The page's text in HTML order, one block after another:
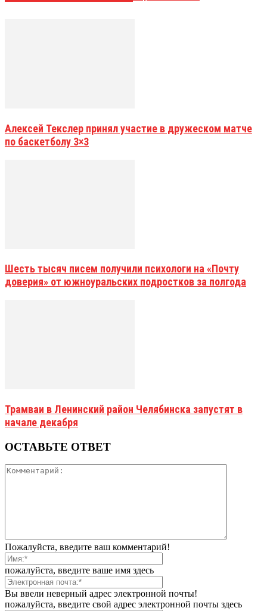
Алексей Текслер принял участие в дружеском матче
по баскетболу 3×3
Шесть тысяч писем получили психологи на «Почту
доверия» от южноуральских подростков за полгода
Трамваи в Ленинский район Челябинска запустят в
начале декабря
ОСТАВЬТЕ ОТВЕТ
Пожалуйста, введите ваш комментарий!
пожалуйста, введите ваше имя здесь
Вы ввели неверный адрес электронной почты!
пожалуйста, введите свой адрес электронной почты здесь